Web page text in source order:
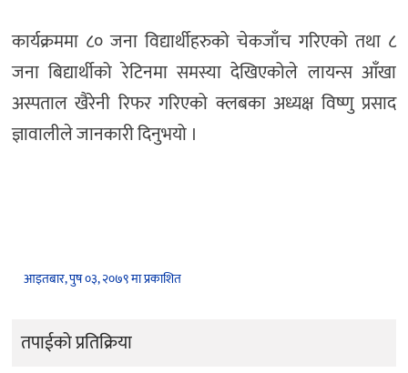
कार्यक्रममा ८० जना विद्यार्थीहरुको चेकजाँच गरिएको तथा ८
जना बिद्यार्थीको रेटिनमा समस्या देखिएकोले लायन्स आँखा
अस्पताल खैरेनी रिफर गरिएको क्लबका अध्यक्ष विष्णु प्रसाद
ज्ञावालीले जानकारी दिनुभयो ।
आइतबार, पुष ०३, २०७९ मा प्रकाशित
तपाईको प्रतिक्रिया